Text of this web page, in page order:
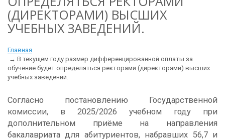
(ДИРЕКТОРАМИ) ВЫСШИХ
УЧЕБНЫХ ЗАВЕДЕНИЙ.
Главная
В текущем году размер дифференцированной оплаты за
обучение будет определяться ректорами (директорами) высших
учебных заведений.
Согласно постановлению Государственной
комиссии, в 2025/2026 учебном году при
дополнительном приёме на направления
бакалавриата для абитуриентов, набравших 56,7 и